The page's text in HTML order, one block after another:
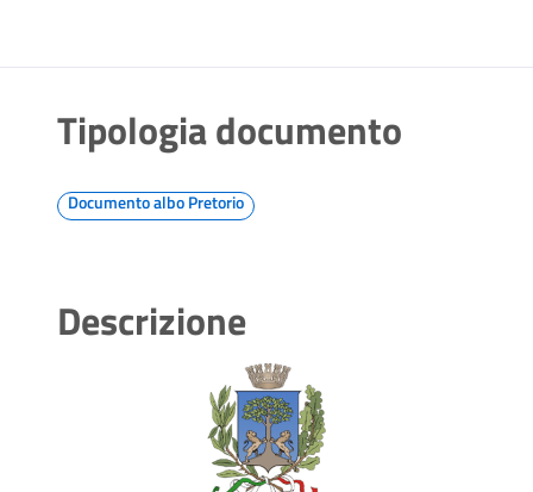
Tipologia documento
Documento albo Pretorio
Descrizione